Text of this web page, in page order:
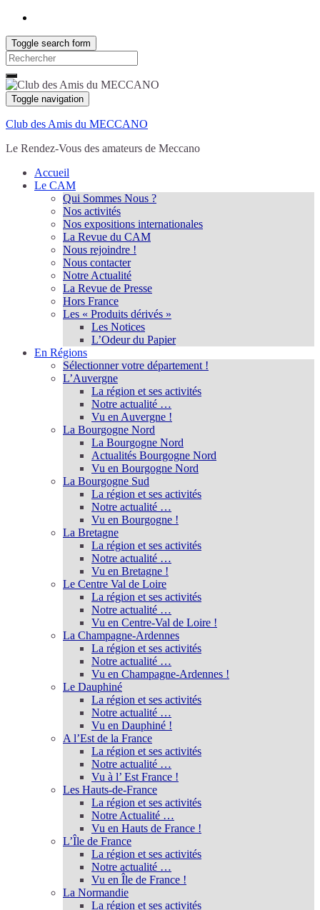
Toggle search form
Search
for:
Toggle navigation
Club des Amis du MECCANO
Le Rendez-Vous des amateurs de Meccano
Accueil
Le CAM
Qui Sommes Nous ?
Nos activités
Nos expositions internationales
La Revue du CAM
Nous rejoindre !
Nous contacter
Notre Actualité
La Revue de Presse
Hors France
Les « Produits dérivés »
Les Notices
L’Odeur du Papier
En Régions
Sélectionner votre département !
L’Auvergne
La région et ses activités
Notre actualité …
Vu en Auvergne !
La Bourgogne Nord
La Bourgogne Nord
Actualités Bourgogne Nord
Vu en Bourgogne Nord
La Bourgogne Sud
La région et ses activités
Notre actualité …
Vu en Bourgogne !
La Bretagne
La région et ses activités
Notre actualité …
Vu en Bretagne !
Le Centre Val de Loire
La région et ses activités
Notre actualité …
Vu en Centre-Val de Loire !
La Champagne-Ardennes
La région et ses activités
Notre actualité …
Vu en Champagne-Ardennes !
Le Dauphiné
La région et ses activités
Notre actualité …
Vu en Dauphiné !
A l’Est de la France
La région et ses activités
Notre actualité …
Vu à l’ Est France !
Les Hauts-de-France
La région et ses activités
Notre Actualité …
Vu en Hauts de France !
L’Île de France
La région et ses activités
Notre actualité …
Vu en Île de France !
La Normandie
La région et ses activités